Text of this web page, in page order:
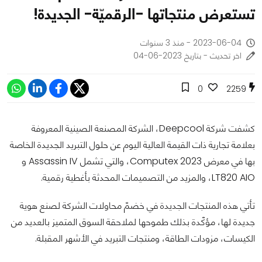
تستعرض منتجاتها -الرقميّة- الجديدة!
2023-06-04 - منذ 3 سنوات
اخر تحديث - بتاريخ 2023-06-04
2259
0
كشفت شركة Deepcool، الشركة المصنعة الصينية المعروفة
بعلامة تجارية ذات القيمة العالية اليوم عن حلول التبريد الجديدة الخاصة
بها في معرض Computex 2023،
والتي تشمل Assassin IV و
LT820 AIO، والمزيد من التصميمات المحدثة بأغطية رقمية.
تأتي هذه المنتجات الجديدة في خضمّ محاولات الشركة لصنع هوية
جديدة لها، مؤكّدة بذلك طموحها لملاحقة السوق المتميز بالعديد من
الكيسات، مزودات الطاقة، ومنتجات التبريد في الأشهر المقبلة.